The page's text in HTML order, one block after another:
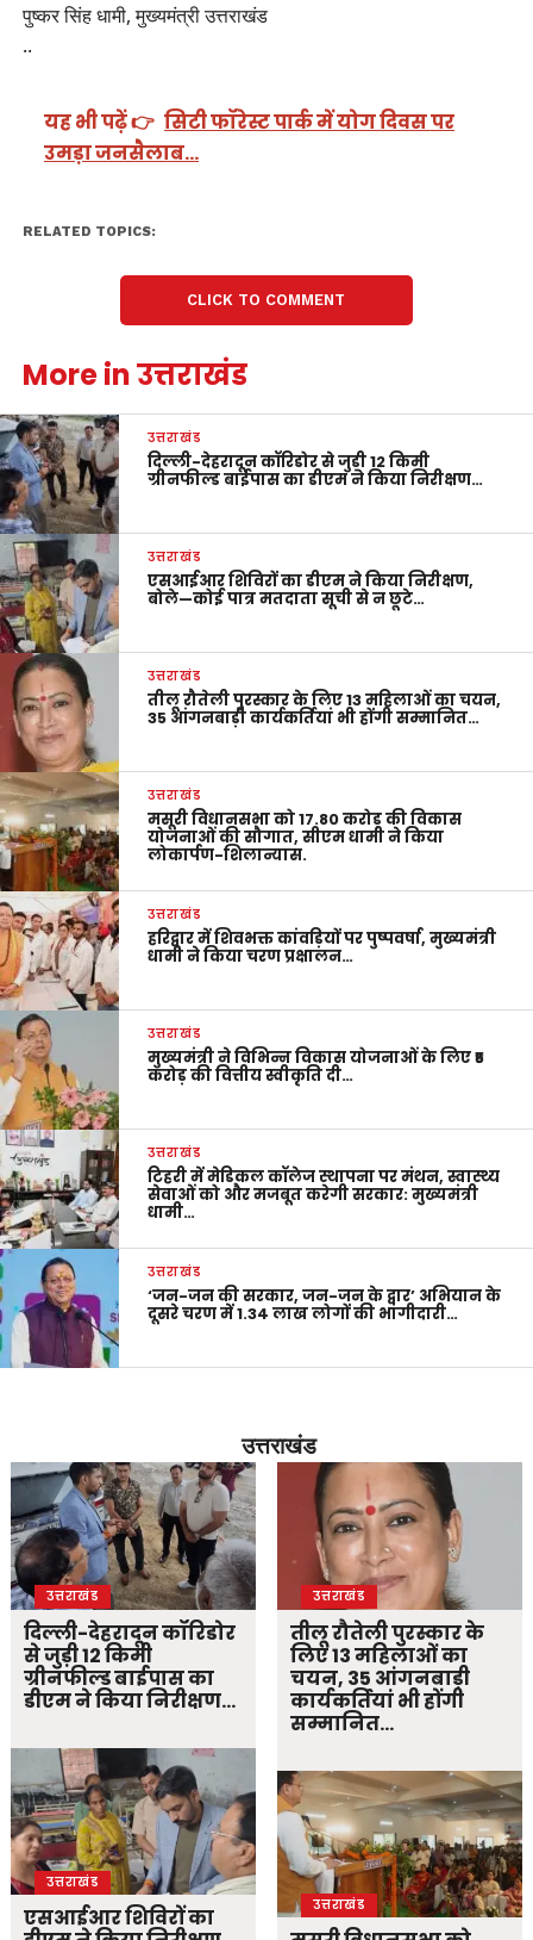
पुष्कर सिंह धामी, मुख्यमंत्री उत्तराखंड
..
यह भी पढ़ें 👉 सिटी फॉरेस्ट पार्क में योग दिवस पर
उमड़ा जनसैलाब…
RELATED TOPICS:
CLICK TO COMMENT
More in उत्तराखंड
उत्तराखंड
दिल्ली-देहरादून कॉरिडोर से जुड़ी 12 किमी
ग्रीनफील्ड बाईपास का डीएम ने किया निरीक्षण…
उत्तराखंड
एसआईआर शिविरों का डीएम ने किया निरीक्षण,
बोले—कोई पात्र मतदाता सूची से न छूटे…
उत्तराखंड
तीलू रौतेली पुरस्कार के लिए 13 महिलाओं का चयन,
35 आंगनबाड़ी कार्यकर्तियां भी होंगी सम्मानित…
उत्तराखंड
मसूरी विधानसभा को 17.80 करोड़ की विकास
योजनाओं की सौगात, सीएम धामी ने किया
लोकार्पण-शिलान्यास.
उत्तराखंड
हरिद्वार में शिवभक्त कांवड़ियों पर पुष्पवर्षा, मुख्यमंत्री
धामी ने किया चरण प्रक्षालन…
उत्तराखंड
मुख्यमंत्री ने विभिन्न विकास योजनाओं के लिए ₹5
करोड़ की वित्तीय स्वीकृति दी…
उत्तराखंड
टिहरी में मेडिकल कॉलेज स्थापना पर मंथन, स्वास्थ्य
सेवाओं को और मजबूत करेगी सरकार: मुख्यमंत्री
धामी…
उत्तराखंड
‘जन-जन की सरकार, जन-जन के द्वार’ अभियान के
दूसरे चरण में 1.34 लाख लोगों की भागीदारी…
उत्तराखंड
उत्तराखंड
दिल्ली-देहरादून कॉरिडोर
से जुड़ी 12 किमी
ग्रीनफील्ड बाईपास का
डीएम ने किया निरीक्षण…
उत्तराखंड
एसआईआर शिविरों का
उत्तराखंड
तीलू रौतेली पुरस्कार के
लिए 13 महिलाओं का
चयन, 35 आंगनबाड़ी
कार्यकर्तियां भी होंगी
सम्मानित…
उत्तराखंड